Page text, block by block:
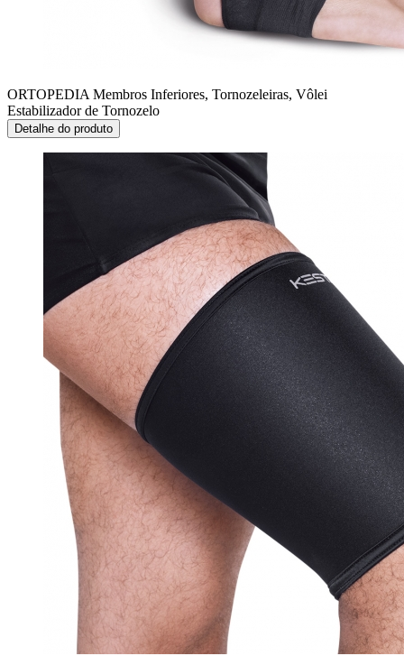
ORTOPEDIA Membros Inferiores, Tornozeleiras, Vôlei
Estabilizador de Tornozelo
Detalhe do produto